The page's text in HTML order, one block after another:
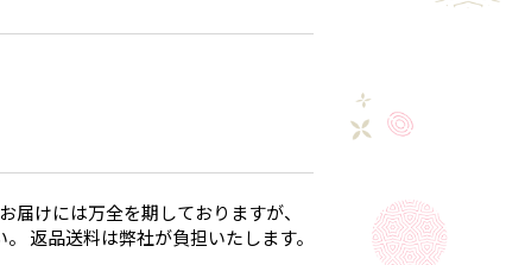
けには万全を期しておりますが、
返品送料は弊社が負担いたします。